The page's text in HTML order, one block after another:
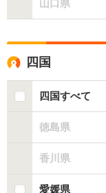
山口県
四国
四国すべて
徳島県
香川県
愛媛県